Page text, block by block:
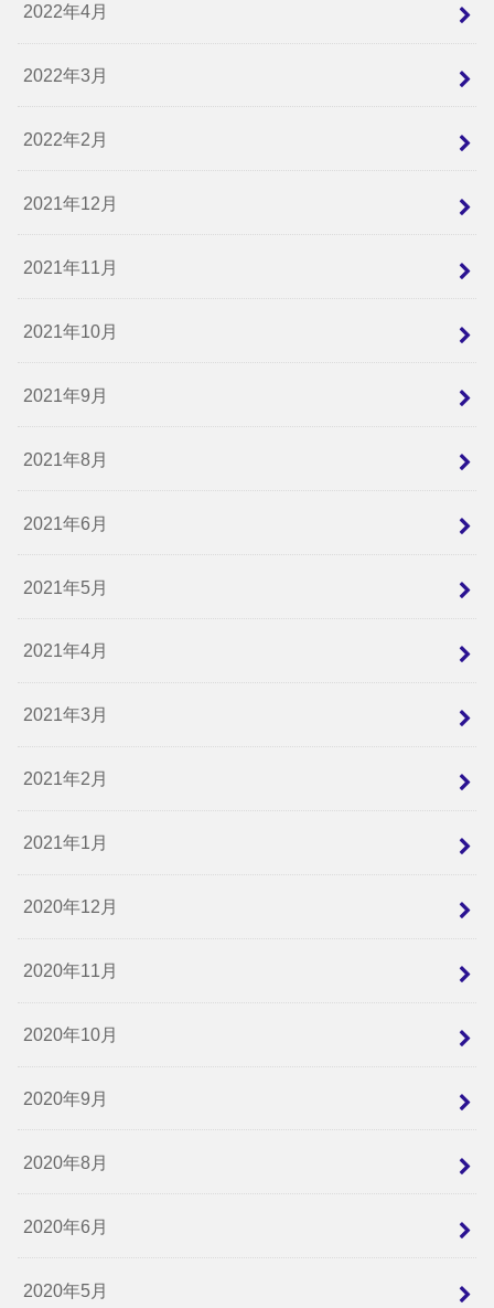
2022年4月
2022年3月
2022年2月
2021年12月
2021年11月
2021年10月
2021年9月
2021年8月
2021年6月
2021年5月
2021年4月
2021年3月
2021年2月
2021年1月
2020年12月
2020年11月
2020年10月
2020年9月
2020年8月
2020年6月
2020年5月